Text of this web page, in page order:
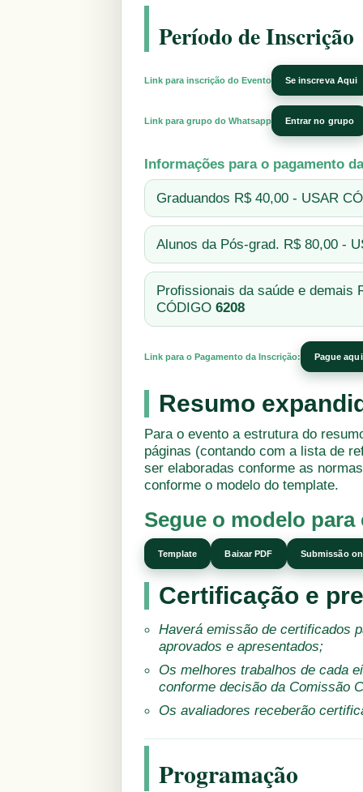
Período de
Link para inscrição do Evento Se inscreva Aqui
Link para grupo do Whatsapp Entrar no grupo
Informações para o pagamento
Graduandos R$ 40,00 - USAR
Alunos da Pós-grad. R$ 80,00 -
Profissionais da saúde e demais
CÓDIGO 6208
Link para o Pagamento da Inscrição: Pague aqui
Resumo
Para o evento a estrutura do
páginas (contando com a lista de
ser elaboradas conforme as
conforme o modelo do template.
Segue o modelo
Template Baixar PDF Submissão
Certificação e
Haverá emissão de certificados
aprovados e apresentados;
Os melhores trabalhos de cada
conforme decisão da Comissão
Os avaliadores receberão
Programação